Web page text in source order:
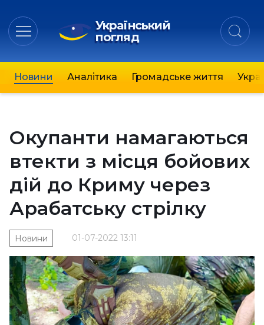
Український
погляд
Новини Аналітика Громадське життя
Окупанти намагаються
втекти з місця бойових
дій до Криму через
Арабатську стрілку
01-07-2022 13:11
Новини